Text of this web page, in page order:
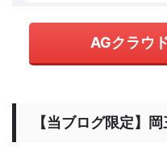
AGクラウ
【当ブログ限定】